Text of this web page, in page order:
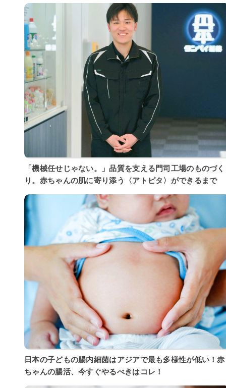
「機械任せじゃない。」品質を支える門司工場のものづく
り。赤ちゃんの肌に寄り添う〈アトピタ〉ができるまで
日本の子どもの腸内細菌はアジアで最も多様性が低い！赤
ちゃんの腸活、今すぐやるべきはコレ！